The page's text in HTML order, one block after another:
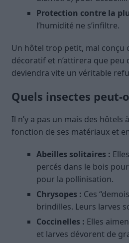
Protection contre la
l’humidité ne s’infiltre.
Un hôtel trop petit, mal conçu
décoratif et n’attirera que peu
deviendra vite un véritable
Quels insectes
Il n’y a pas un mais des
fonction de ses matériaux et
Abeilles solitaires :
percés dans le bois
pour la pollinisation.
Chrysopes : Ces
brindilles. Leurs larves
Coccinelles : Elles
et larves dévorent de